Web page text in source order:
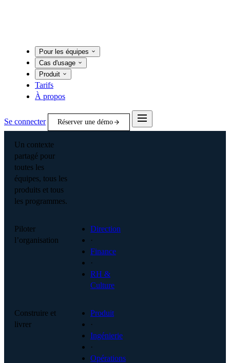
Pour les équipes
Cas d'usage
Produit
Tarifs
À propos
Se connecter Réserver une démo
Un contexte
partagé pour
toutes les
équipes, tous les
produits et tous
les programmes.
Piloter
l’organisation
Direction
·
Finance
·
RH &
Culture
Construire et
livrer
Produit
·
Ingénierie
·
Opérations